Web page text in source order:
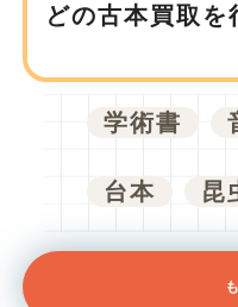
どの古本買取を
学術書
台本 昆